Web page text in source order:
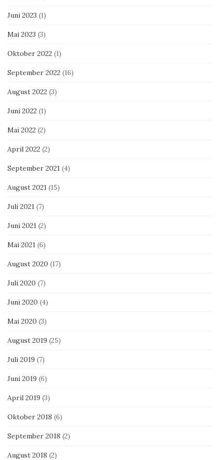
Juni 2023 (1)
Mai 2023 (3)
Oktober 2022 (1)
September 2022 (16)
August 2022 (3)
Juni 2022 (1)
Mai 2022 (2)
April 2022 (2)
September 2021 (4)
August 2021 (15)
Juli 2021 (7)
Juni 2021 (2)
Mai 2021 (6)
August 2020 (17)
Juli 2020 (7)
Juni 2020 (4)
Mai 2020 (3)
August 2019 (25)
Juli 2019 (7)
Juni 2019 (6)
April 2019 (3)
Oktober 2018 (6)
September 2018 (2)
August 2018 (2)